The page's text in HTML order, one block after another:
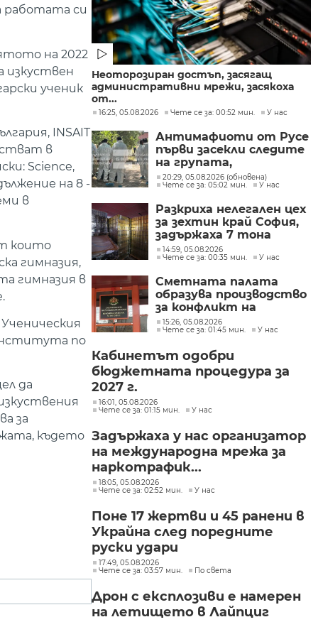
работата си
на 2022
изкуствен
ученик
INSAIT
в
Science,
на 8 -
в
които
гимназия,
гимназия в
по
да
за
където
Неоторозиран достъп, засягащ
административни мрежи, засякоха
от...
16:25, 05.08.2026 Чете се за: 00:52 мин. У нас
Антимафиоти от Русе
първи засекли следите
на групата,
произвеждала
фентанил в София
20:29, 05.08.2026 (обновена)
Чете се за: 05:02 мин.
У нас
Разкриха нелегален цех
за зехтин край София,
задържаха 7 тона
продукт без марка
14:59, 05.08.2026
Чете се за: 00:35 мин.
У нас
Сметната палата
образува производство
за конфликт на
интереси при Делян
Пеевски
15:26, 05.08.2026
Чете се за: 01:45 мин.
У нас
Кабинетът одобри
бюджетната процедура за
2027 г.
16:01, 05.08.2026
Чете се за: 01:15 мин.
У нас
Задържаха у нас организатор
на международна мрежа за
наркотрафик...
18:05, 05.08.2026
Чете се за: 02:52 мин.
У нас
Поне 17 жертви и 45 ранени в
Украйна след поредните
руски удари
17:49, 05.08.2026
Чете се за: 03:57 мин.
По света
Дрон с експлозиви е намерен
на летището в Лайпциг